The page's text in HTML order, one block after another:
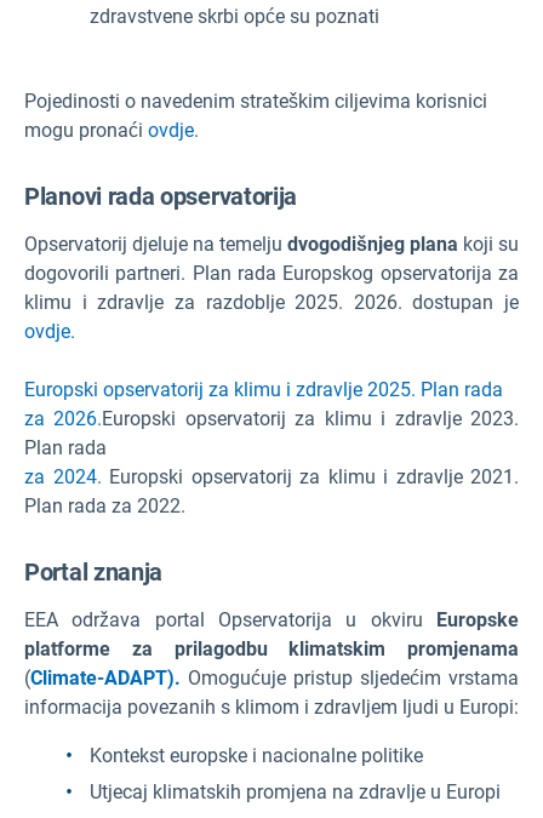
zdravstvene skrbi opće su poznati
Pojedinosti o navedenim strateškim ciljevima korisnici
mogu pronaći ovdje.
Planovi rada opservatorija
Opservatorij djeluje na temelju dvogodišnjeg plana koji su
dogovorili partneri. Plan rada Europskog opservatorija za
klimu i zdravlje za razdoblje 2025. 2026. dostupan je
ovdje.
Europski opservatorij za klimu i zdravlje 2025. Plan rada
za 2026.Europski opservatorij za klimu i zdravlje 2023.
Plan rada
za 2024. Europski opservatorij za klimu i zdravlje 2021.
Plan rada za 2022.
Portal znanja
EEA održava portal Opservatorija u okviru Europske
platforme za prilagodbu klimatskim promjenama
(Climate-ADAPT). Omogućuje pristup sljedećim vrstama
informacija povezanih s klimom i zdravljem ljudi u Europi:
Kontekst europske i nacionalne politike
Utjecaj klimatskih promjena na zdravlje u Europi